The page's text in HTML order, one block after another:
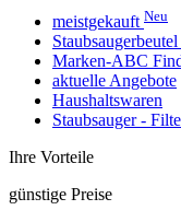
meistgekauft Neu
Marken-ABC
aktuelle Angebote
Haushaltswaren
Staubsauger -
Ihre Vorteile
günstige Preise